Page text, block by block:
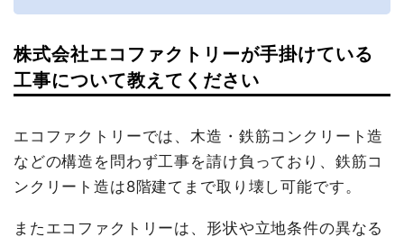
株式会社エコファクトリーが手掛けている
工事について教えてください
エコファクトリーでは、木造・鉄筋コンクリート造
などの構造を問わず工事を請け負っており、鉄筋コ
ンクリート造は8階建てまで取り壊し可能です。
またエコファクトリーは、形状や立地条件の異なる